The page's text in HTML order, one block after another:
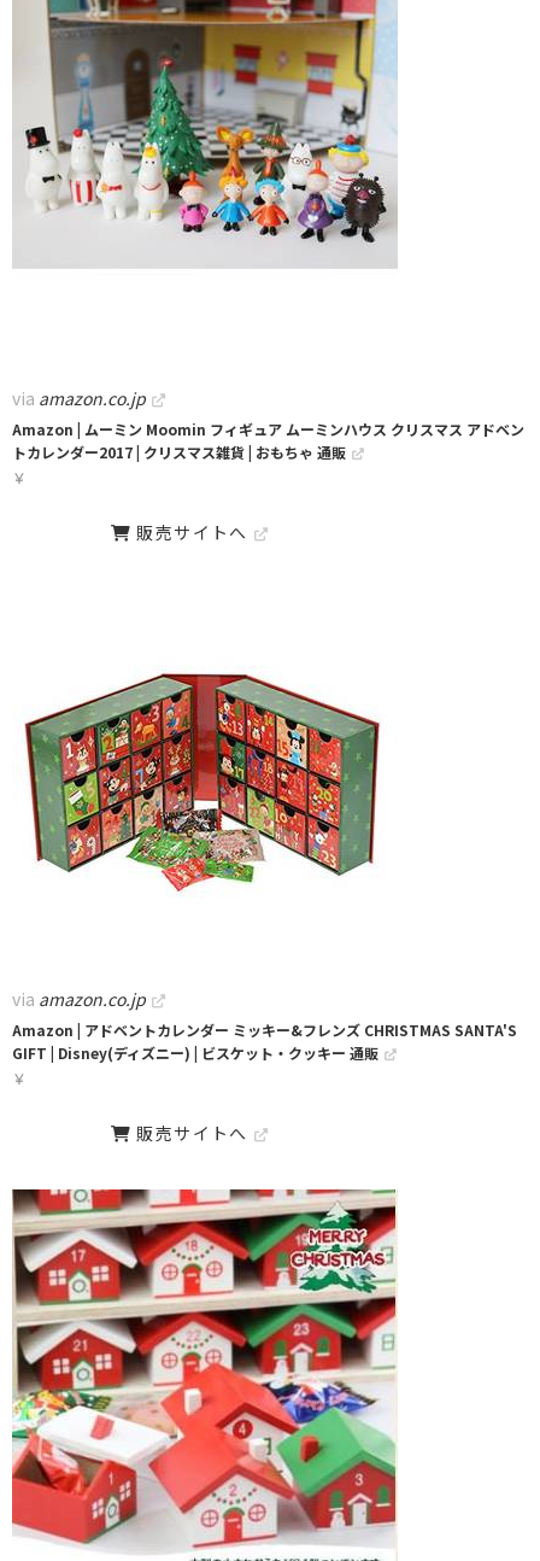
via amazon.co.jp
Amazon | ムーミン Moomin フィギュア ムーミンハウス クリスマス アドベン
トカレンダー2017 | クリスマス雑貨 | おもちゃ 通販
￥
販売サイトへ
via amazon.co.jp
Amazon | アドベントカレンダー ミッキー&フレンズ CHRISTMAS SANTA'S
GIFT | Disney(ディズニー) | ビスケット・クッキー 通販
￥
販売サイトへ